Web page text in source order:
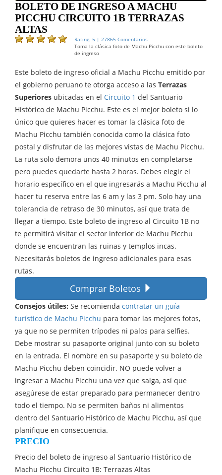
BOLETO DE INGRESO A MACHU
PICCHU CIRCUITO 1B TERRAZAS
ALTAS
Rating: 5 | 27865 Comentarios
Toma la clásica foto de Machu Picchu con este boleto
de ingreso
Este boleto de ingreso oficial a Machu Picchu emitido por
el gobierno peruano te otorga acceso a las Terrazas
Superiores ubicadas en el Circuito 1 del Santuario
Histórico de Machu Picchu. Este es el mejor boleto si lo
único que quieres hacer es tomar la clásica foto de
Machu Picchu también conocida como la clásica foto
postal y disfrutar de las mejores vistas de Machu Picchu.
La ruta solo demora unos 40 minutos en completarse
pero puedes quedarte hasta 2 horas. Debes elegir el
horario específico en el que ingresarás a Machu Picchu al
hacer tu reserva entre las 6 am y las 3 pm. Solo hay una
tolerancia de retraso de 30 minutos, así que trata de
llegar a tiempo. Este boleto de ingreso al Circuito 1B no
te permitirá visitar el sector inferior de Machu Picchu
donde se encuentran las ruinas y templos incas.
Necesitarás boletos de ingreso adicionales para esas
rutas.
Comprar Boletos
Consejos útiles: Se recomienda contratar un guía
turístico de Machu Picchu para tomar las mejores fotos,
ya que no se permiten trípodes ni palos para selfies.
Debe mostrar su pasaporte original junto con su boleto
en la entrada. El nombre en su pasaporte y su boleto de
Machu Picchu deben coincidir. NO puede volver a
ingresar a Machu Picchu una vez que salga, así que
asegúrese de estar preparado para permanecer dentro
todo el tiempo. No se permiten baños ni alimentos
dentro del Santuario Histórico de Machu Picchu, así que
planifique en consecuencia.
PRECIO
Precio del boleto de ingreso al Santuario Histórico de
Machu Picchu Circuito 1B: Terrazas Altas